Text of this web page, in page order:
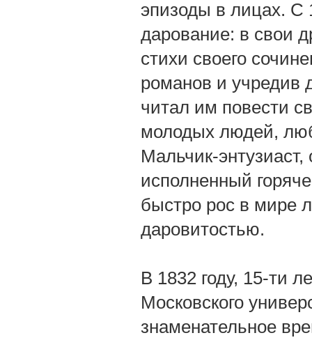
эпизоды в лицах. С
дарование: в свои
стихи своего
романов и учредив
читал им повести
молодых людей,
Мальчик-
исполненный
быстро рос в мире
даровитостью.
В 1832 году, 15-ти
Московского
знаменательное